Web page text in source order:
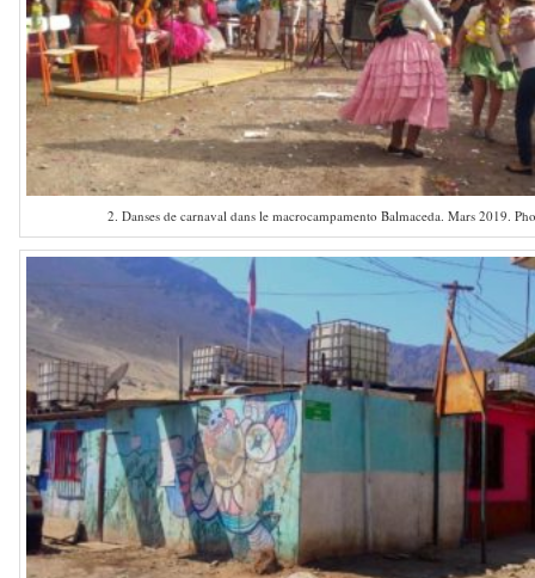
2. Danses de carnaval dans le macrocampamento Balmaceda. Mars 2019.